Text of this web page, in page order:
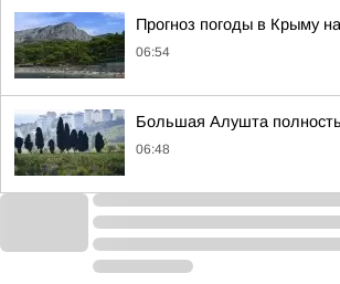
Прогноз погоды в Крыму
06:54
Большая Алушта
06:48